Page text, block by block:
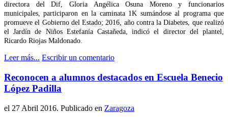
directora del Dif, Gloria Angélica Osuna Moreno y funcionarios
municipales, participaron en la caminata 1K sumándose al programa que
promueve el Gobierno del Estado; 2016, año contra la Diabetes, que realizó
el Jardín de Niños Estefanía Castañeda, indicó el director del plantel,
Ricardo Riojas Maldonado.
Leer más... Escribir un comentario
Reconocen a alumnos destacados en Escuela Benecio
López Padilla
el 27 Abril 2016. Publicado en Zaragoza